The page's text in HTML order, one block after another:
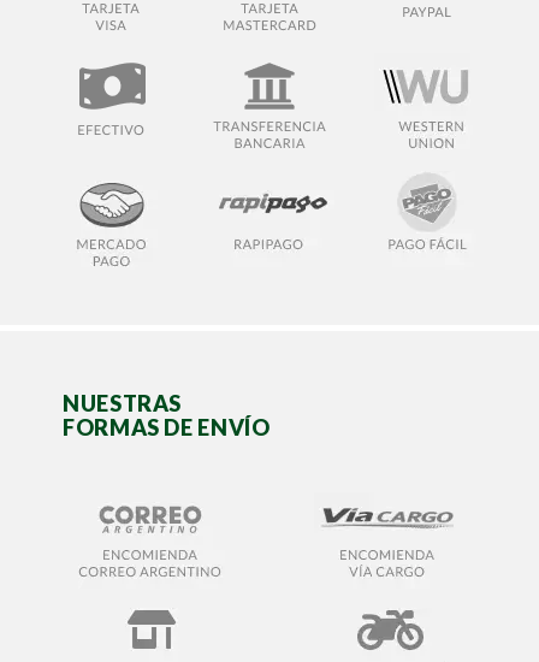
NUESTRAS
FORMAS DE ENVÍO